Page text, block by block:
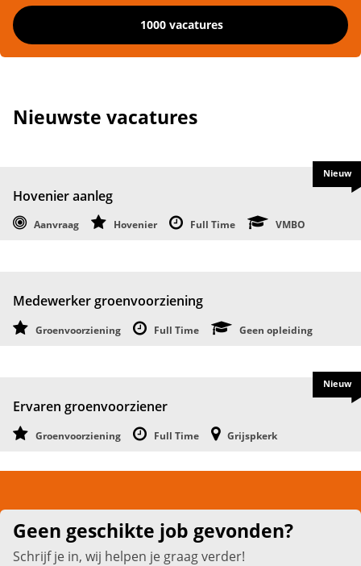
1000 vacatures
Nieuwste vacatures
Hovenier aanleg
Aanvraag Hovenier Full Time VMBO
Nieuw
Medewerker groenvoorziening
Groenvoorziening Full Time Geen opleiding
Ervaren groenvoorziener
Groenvoorziening Full Time Grijspkerk
Nieuw
Geen geschikte job gevonden?
Schrijf je in, wij helpen je graag verder!